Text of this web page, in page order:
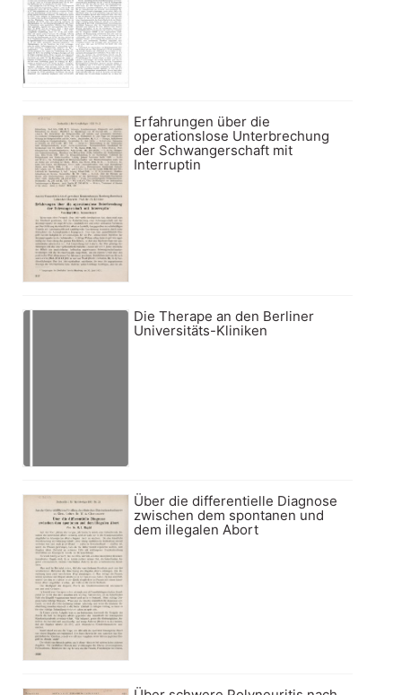
Erfahrungen über die
operationslose Unterbrechung
der Schwangerschaft mit
Interruptin
Die Therape an den Berliner
Universitäts-Kliniken
Über die differentielle Diagnose
zwischen dem spontanen und
dem illegalen Abort